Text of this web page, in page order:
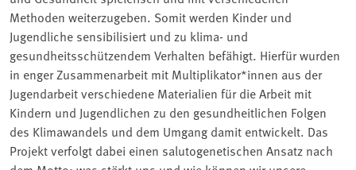
Methoden weiterzugeben. Somit werden Kinder und
Jugendliche sensibilisiert und zu klima- und
gesundheitsschützendem Verhalten befähigt. Hierfür wurden
in enger Zusammenarbeit mit Multiplikator*innen aus der
Jugendarbeit verschiedene Materialien für die Arbeit mit
Kindern und Jugendlichen zu den gesundheitlichen Folgen
des Klimawandels und dem Umgang damit entwickelt. Das
Projekt verfolgt dabei einen salutogenetischen Ansatz nach